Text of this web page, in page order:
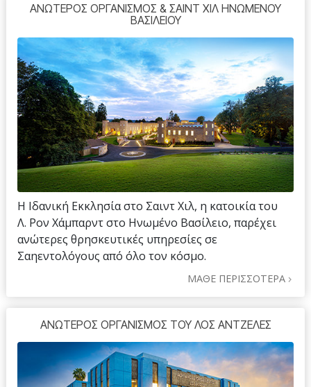
ΑΝΩΤΕΡΟΣ ΟΡΓΑΝΙΣΜΟΣ & ΣΑΙΝΤ ΧΙΛ ΗΝΩΜΕΝΟΥ
ΒΑΣΙΛΕΙΟΥ
Η Ιδανική Εκκλησία στο Σαιντ Χιλ, η κατοικία του
Λ. Ρον Χάμπαρντ στο Ηνωμένο Βασίλειο, παρέχει
ανώτερες θρησκευτικές υπηρεσίες σε
Σαηεντολόγους από όλο τον κόσμο.
ΜΑΘΕ ΠΕΡΙΣΣΟΤΕΡΑ
ΑΝΩΤΕΡΟΣ ΟΡΓΑΝΙΣΜΟΣ ΤΟΥ ΛΟΣ ΑΝΤΖΕΛΕΣ